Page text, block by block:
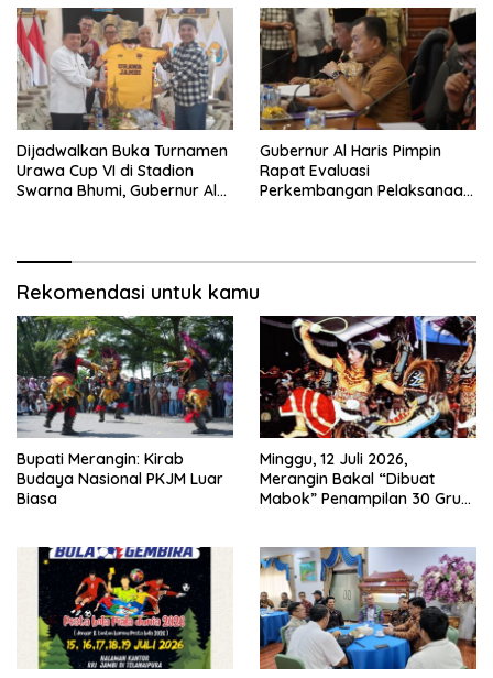
Dijadwalkan Buka Turnamen
Urawa Cup VI di Stadion
Swarna Bhumi, Gubernur Al
Gubernur Al Haris Pimpin
Rapat Evaluasi
Perkembangan Pelaksanaan
Rekomendasi untuk kamu
Bupati Merangin: Kirab
Budaya Nasional PKJM Luar
Biasa
Minggu, 12 Juli 2026,
Merangin Bakal “Dibuat
Mabok” Penampilan 30 Grup